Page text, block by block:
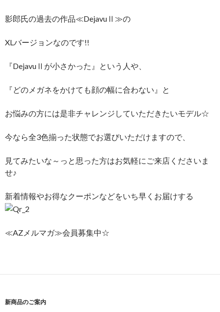
影郎氏の過去の作品≪DejavuⅡ≫の
XLバージョンなのです!!
『DejavuⅡが小さかった』という人や、
『どのメガネをかけても顔の幅に合わない』と
お悩みの方には是非チャレンジしていただきたいモデル☆
今なら全3色揃った状態でお選びいただけますので、
見てみたいな～っと思った方はお気軽にご来店くださいま
せ♪
新着情報やお得なクーポンなどをいち早くお届けする
≪AZメルマガ≫会員募集中☆
新商品のご案内